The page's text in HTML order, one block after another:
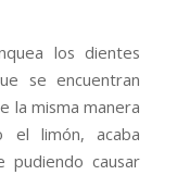
los dientes
se encuentran
la misma manera
el limón, acaba
pudiendo causar